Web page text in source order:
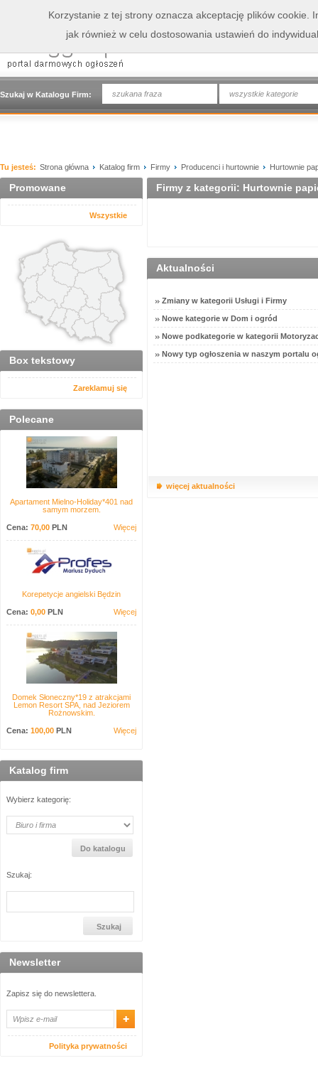
Szukaj w Katalogu Firm: wszystkie kategorie
Tu jesteś: Strona główna Katalog firm Firmy Producenci i hurtownie Hurtownie
Promowane
Wszystkie
Box tekstowy
Zareklamuj się
Polecane
Apartament Mielno-Holiday*401 nad
samym morzem.
Cena: 70,00 PLN Więcej
Korepetycje angielski Będzin
Cena: 0,00 PLN Więcej
Domek Słoneczny*19 z atrakcjami
Lemon Resort SPA, nad Jeziorem
Rożnowskim.
Cena: 100,00 PLN Więcej
Katalog firm
Wybierz kategorię:
Szukaj:
Newsletter
Zapisz się do newslettera.
Polityka prywatności
Firmy z kategorii: Hurtownie
Aktualności
Zmiany w kategorii Usługi i Firmy
Nowe kategorie w Dom i ogród
Nowe podkategorie w kategorii
Nowy typ ogłoszenia w naszym portalu
więcej aktualności
Korzystanie z tej strony oznacza akceptację plików cookie.
jak również w celu dostosowania ustawień do